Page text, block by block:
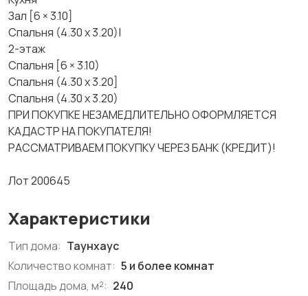
Зал [6 × 3.10]
Спальня (4.30 х 3.20)|
2-этаж
Спальня [6 × 3.10)
Спальня (4.30 х 3.20]
Спальня (4.30 х 3.20)
ПРИ ПОКУПКЕ НЕЗАМЕДЛИТЕЛЬНО ОФОРМЛЯЕТСЯ
КАДАСТР НА ПОКУПАТЕЛЯ!
РАССМАТРИВАЕМ ПОКУПКУ ЧЕРЕЗ БАНК (КРЕДИТ)!
Лот 200645
Характеристики
Тип дома: Таунхаус
Количество комнат: 5 и более комнат
Площадь дома, м²: 240